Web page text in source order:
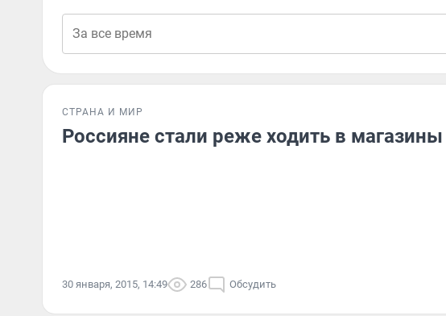
СТРАНА И МИР
Россияне стали реже ходить в магазины
30 января, 2015, 14:49 286 Обсудить